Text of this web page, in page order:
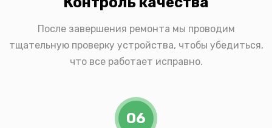
После завершения ремонта мы проводим
тщательную проверку устройства, чтобы убедиться,
что все работает исправно.
06